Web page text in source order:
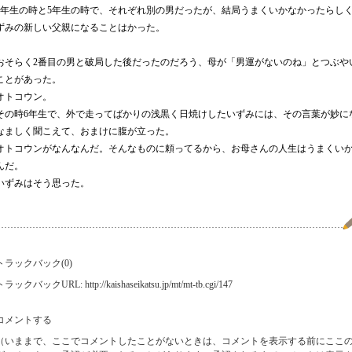
年生の時と5年生の時で、それぞれ別の男だったが、結局うまくいかなかったらし
みの新しい父親になることはかった。
そらく 2番目の男と破局した後だったのだろう、母が「男運がないのね」とつぶや
とがあった。
トコウン。
の時6年生で、外で走ってばかりの浅黒く日焼けしたいずみには、その言葉が妙に
ましく聞こえて、おまけに腹が立った。
トコウンがなんなんだ。そんなものに頼ってるから、お母さんの人生はうまくい
だ。
ずみはそう思った。
ラックバック(0)
ラックバックURL: http://kaishaseikatsu.jp/mt/mt-tb.cgi/147
メントする
いままで、ここでコメントしたことがないときは、コメントを表示する前にここ